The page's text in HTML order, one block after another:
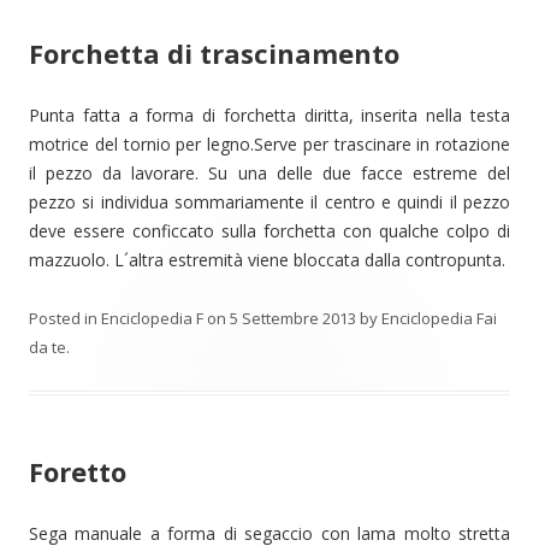
Forchetta di trascinamento
Punta fatta a forma di forchetta diritta, inserita nella testa
motrice del tornio per legno.Serve per trascinare in rotazione
il pezzo da lavorare. Su una delle due facce estreme del
pezzo si individua sommariamente il centro e quindi il pezzo
deve essere conficcato sulla forchetta con qualche colpo di
mazzuolo. L´altra estremità viene bloccata dalla contropunta.
Posted in Enciclopedia F on 5 Settembre 2013 byEnciclopedia Fai
da te.
Foretto
Sega manuale a forma di segaccio con lama molto stretta